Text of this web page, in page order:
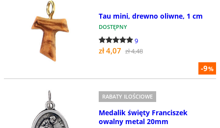
-9%
Tau mini, drewno oliwne, 1 cm
DOSTĘPNY
9
zł 4,07 zł 4,48
RABATY ILOŚCIOWE
Medalik święty Franciszek
owalny metal 20mm